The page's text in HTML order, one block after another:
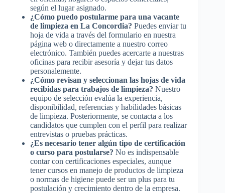
según el lugar asignado.
¿Cómo puedo postularme para una vacante
de limpieza en La Concordia? Puedes enviar tu
hoja de vida a través del formulario en nuestra
página web o directamente a nuestro correo
electrónico. También puedes acercarte a nuestras
oficinas para recibir asesoría y dejar tus datos
personalemente.
¿Cómo revisan y seleccionan las hojas de vida
recibidas para trabajos de limpieza? Nuestro
equipo de selección evalúa la experiencia,
disponibilidad, referencias y habilidades básicas
de limpieza. Posteriormente, se contacta a los
candidatos que cumplen con el perfil para realizar
entrevistas o pruebas prácticas.
¿Es necesario tener algún tipo de certificación
o curso para postularse? No es indispensable
contar con certificaciones especiales, aunque
tener cursos en manejo de productos de limpieza
o normas de higiene puede ser un plus para tu
postulación y crecimiento dentro de la empresa.